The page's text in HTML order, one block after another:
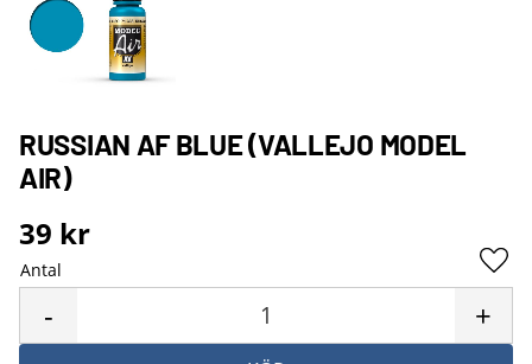
RUSSIAN AF BLUE (VALLEJO MODEL
AIR)
39 kr
Antal
+
-